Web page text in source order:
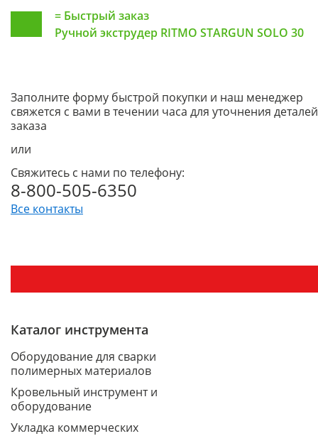
= Быстрый заказ
Ручной экструдер RITMO STARGUN SOLO 30
Заполните форму быстрой покупки и наш менеджер
свяжется с вами в течении часа для уточнения деталей
заказа
или
Свяжитесь с нами по телефону:
8-800-505-6350
Все контакты
Каталог инструмента
Оборудование для сварки
полимерных материалов
Кровельный инструмент и
оборудование
Укладка коммерческих